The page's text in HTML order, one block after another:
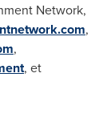
Network,
,
,
, et